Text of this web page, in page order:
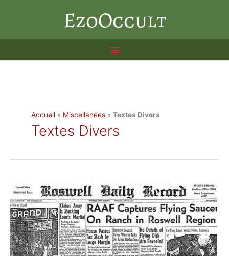
EzoOccult
Accueil » Miscellanées »Textes Divers
Textes Divers